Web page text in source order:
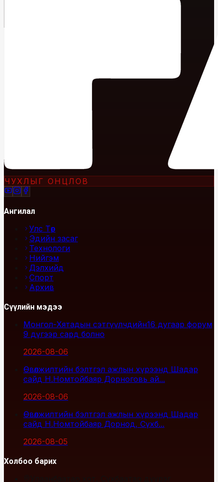
ЧУХЛЫГ ОНЦЛОВ
Ангилал
Улс Төр
Эдийн засаг
Технологи
Нийгэм
Дэлхийд
Спорт
Архив
Сүүлийн мэдээ
Монгол-Хятадын сэтгүүлчдийн16 дугаар форум
9 дүгээр сард болно
2026-08-06
Өвөлжилтийн бэлтгэл ажлын хүрээнд Шадар
сайд Н.Номтойбаяр Дорноговь ай...
2026-08-06
Өвөлжилтийн бэлтгэл ажлын хүрээнд Шадар
сайд Н.Номтойбаяр Дорнод, Сүхб...
2026-08-05
Холбоо барих